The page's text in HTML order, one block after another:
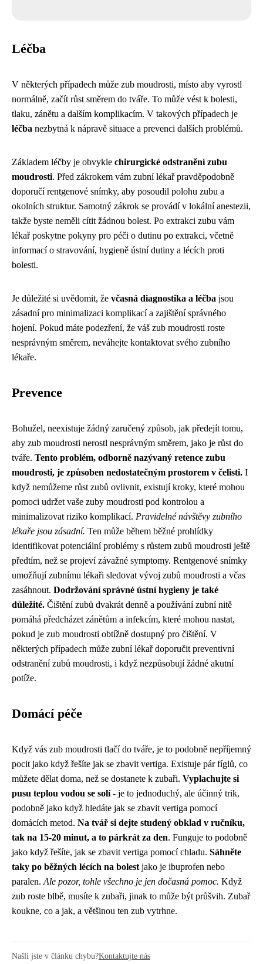
Léčba
V některých případech může zub moudrosti, místo aby vyrostl
normálně, začít růst směrem do tváře. To může vést k bolesti,
tlaku, zánětu a dalším komplikacím. V takových případech je
léčba nezbytná k nápravě situace a prevenci dalších problémů.
Základem léčby je obvykle chirurgické odstranění zubu
moudrosti. Před zákrokem vám zubní lékař pravděpodobně
doporučí rentgenové snímky, aby posoudil polohu zubu a
okolních struktur. Samotný zákrok se provádí v lokální anestezii,
takže byste neměli cítit žádnou bolest. Po extrakci zubu vám
lékař poskytne pokyny pro péči o dutinu po extrakci, včetně
informací o stravování, hygieně ústní dutiny a lécích proti
bolesti.
Je důležité si uvědomit, že včasná diagnostika a léčba jsou
zásadní pro minimalizaci komplikací a zajištění správného
hojení. Pokud máte podezření, že váš zub moudrosti roste
nesprávným směrem, neváhejte kontaktovat svého zubního
lékaře.
Prevence
Bohužel, neexistuje žádný zaručený způsob, jak předejít tomu,
aby zub moudrosti nerostl nesprávným směrem, jako je růst do
tváře. Tento problém, odborně nazývaný retence zubu
moudrosti, je způsoben nedostatečným prostorem v čelisti. I
když nemůžeme růst zubů ovlivnit, existují kroky, které mohou
pomoci udržet vaše zuby moudrosti pod kontrolou a
minimalizovat riziko komplikací. Pravidelné návštěvy zubního
lékaře jsou zásadní. Ten může během běžné prohlídky
identifikovat potenciální problémy s růstem zubů moudrosti ještě
předtím, než se projeví závažné symptomy. Rentgenové snímky
umožňují zubnímu lékaři sledovat vývoj zubů moudrosti a včas
zasáhnout. Dodržování správné ústní hygieny je také
důležité. Čištění zubů dvakrát denně a používání zubní nitě
pomáhá předcházet zánětům a infekcím, které mohou nastat,
pokud je zub moudrosti obtížně dostupný pro čištění. V
některých případech může zubní lékař doporučit preventivní
odstranění zubů moudrosti, i když nezpůsobují žádné akutní
potíže.
Domácí péče
Když vás zub moudrosti tlačí do tváře, je to podobně nepříjemný
pocit jako když řešíte jak se zbavit vertiga. Existuje pár fíglů, co
můžete dělat doma, než se dostanete k zubaři. Vyplachujte si
pusu teplou vodou se solí- je to jednoduchý, ale účinný trik,
podobně jako když hledáte jak se zbavit vertiga pomocí
domácích metod. Na tvář si dejte studený obklad v ručníku,
tak na 15-20 minut, a to párkrát za den. Funguje to podobně
jako když řešíte, jak se zbavit vertiga pomocí chladu. Sáhněte
taky po běžných lécích na bolest jako je ibuprofen nebo
paralen. Ale pozor, tohle všechno je jen dočasná pomoc. Když
zub roste blbě, musíte k zubaři, jinak to může být průšvih. Zubař
koukne, co a jak, a většinou ten zub vytrhne.
Našli jste v článku chybu?Kontaktujte nás